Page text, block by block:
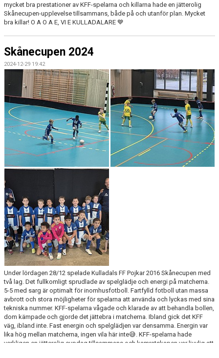
mycket bra prestationer av KFF-spelarna och killarna hade en jätterolig
Skånecupen-upplevelse tillsammans, både på och utanför plan. Mycket
bra killar! O A O A E, VI E KULLADALARE 💙
Skånecupen 2024
2024-12-29 19:42
Under lördagen 28/12 spelade Kulladals FF Pojkar 2016 Skånecupen med
två lag. Det fullkomligt sprudlade av spelglädje och energi på matcherna.
5-5 med sarg är optimalt för inomhusfotboll. Fartfylld fotboll utan massa
avbrott och stora möjligheter för spelarna att använda och lyckas med sina
tekniska nummer. KFF-spelarna vågade och klarade av att behandla bollen,
dom kämpade och gjorde det jättebra i matcherna. Ibland gick det KFF
väg, ibland inte. Fast energin och spelglädjen var densamma. Energin var
lika hög mellan matcherna, ingen vila här inte😅. KFF-spelarna hade
verkligen en jätterolig cupdag tillsammans och kamratskapen var ljuvlig att